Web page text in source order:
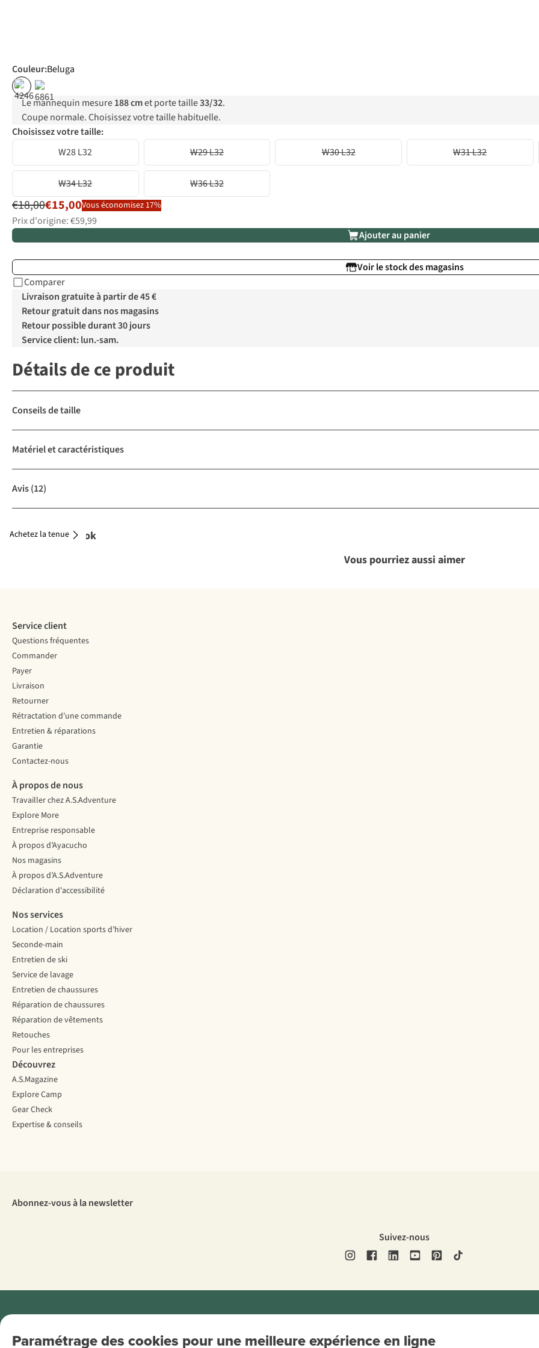
Couleur:Beluga
% %
Le mannequin mesure188 cmet porte taille33/32.
Coupe normale. Choisissez votre taille habituelle.
Choisissez votre taille:
W28 L32
W29 L32 W30 L32 W31 L32
W34 L32 W36 L32
€18,00€15,00Vous économisez 17%
Prix d'origine: €59,99
Ajouter au panier
Voir le stock des magasins
Comparer
Livraison gratuite à partir de 45 €
Retour gratuit dans nos magasins
Retour possible durant 30 jours
Service client: lun.-sam.
Détails de ce produit
Conseils de taille
Matériel et caractéristiques
Avis(12)
Complétez le look
Achetez la tenue
Vous pourriez aussi aimer
Paramétrage des cookies pour une meilleure expérience en ligne
Service client
Questions fréquentes
Commander
Payer
Livraison
Retourner
Rétractation d'une commande
Entretien & réparations
Garantie
Contactez-nous
À propos de nous
Travailler chez A.S.Adventure
Explore More
Entreprise responsable
À propos d’Ayacucho
Nos magasins
À propos d’A.S.Adventure
Déclaration d'accessibilité
Nos services
Location / Location sports d’hiver
Seconde-main
Entretien de ski
Service de lavage
Entretien de chaussures
Réparation de chaussures
Réparation de vêtements
Retouches
Pour les entreprises
Découvrez
A.S.Magazine
Explore Camp
Gear Check
Expertise & conseils
Abonnez-vous à la newsletter
Suivez-nous